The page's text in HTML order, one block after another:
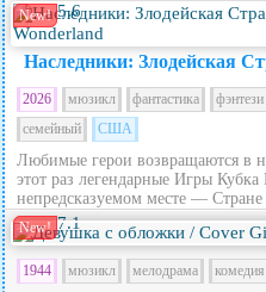
New! 5.6
Наследники: Злодейская
2026 мюзикл фантастика фэнтези
семейный
США
Любимые герои возвращаются в
этот раз легендарные Игры
непредсказуемом месте —
New! 7.1
1944 мюзикл мелодрама комедия